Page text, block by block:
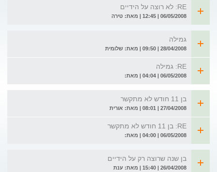
RE: לא רוצה על הידיים
06/05/2008 | 12:45 | מאת: טירה
גמילה
28/04/2008 | 09:50 | מאת: שלומית
RE: גמילה
06/05/2008 | 04:04 | מאת:
בן 11 חודש לא מתקשר
27/04/2008 | 08:01 | מאת: אורית
RE: בן 11 חודש לא מתקשר
06/05/2008 | 04:00 | מאת:
בן שנה שרוצה רק על הידיים
26/04/2008 | 15:40 | מאת: ענת